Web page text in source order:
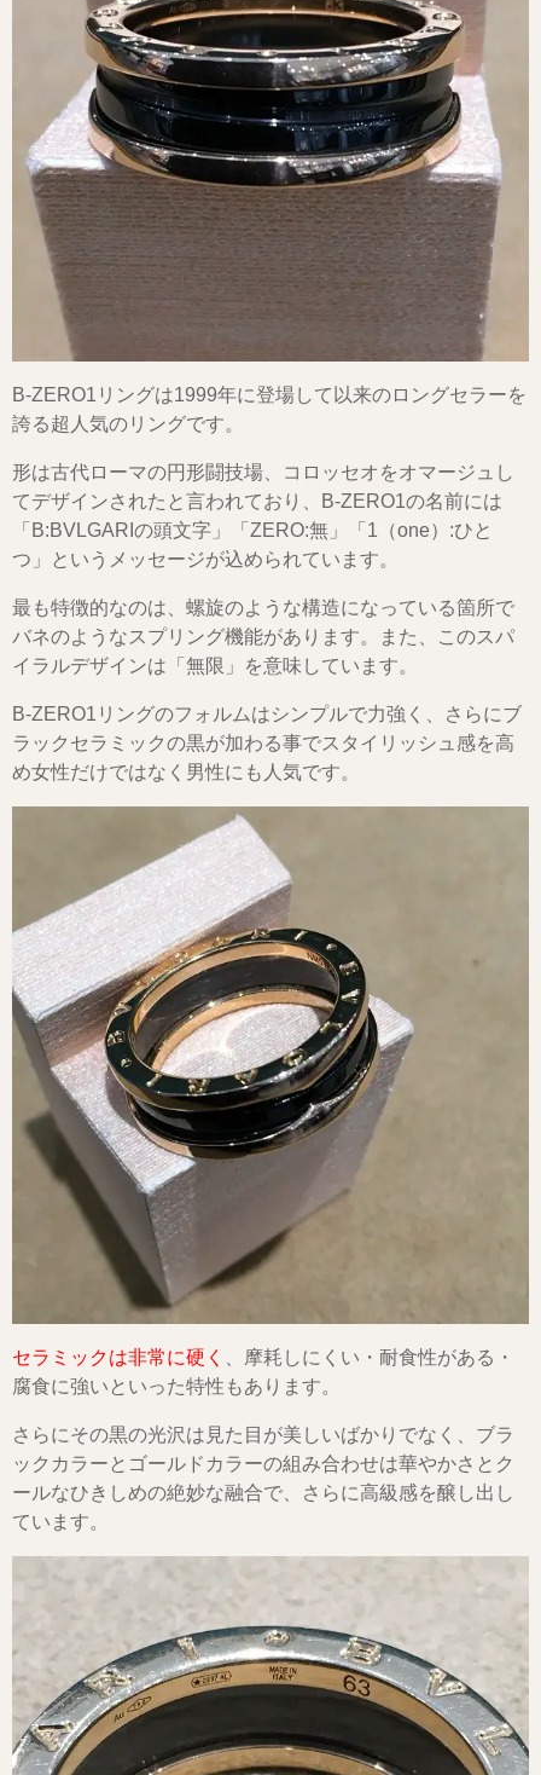
B-ZERO1リングは1999年に登場して以来のロングセラーを
誇る超人気のリングです。
形は古代ローマの円形闘技場、コロッセオをオマージュし
てデザインされたと言われており、B-ZERO1の名前には
「B:BVLGARIの頭文字」「ZERO:無」「1（one）:ひと
つ」というメッセージが込められています。
最も特徴的なのは、螺旋のような構造になっている箇所で
バネのようなスプリング機能があります。また、このスパ
イラルデザインは「無限」を意味しています。
B-ZERO1リングのフォルムはシンプルで力強く、さらにブ
ラックセラミックの黒が加わる事でスタイリッシュ感を高
め女性だけではなく男性にも人気です。
セラミックは非常に硬く
、摩耗しにくい・耐食性がある・
腐食に強いといった特性もあります。
さらにその黒の光沢は見た目が美しいばかりでなく、ブラ
ックカラーとゴールドカラーの組み合わせは華やかさとク
ールなひきしめの絶妙な融合で、さらに高級感を醸し出し
ています。